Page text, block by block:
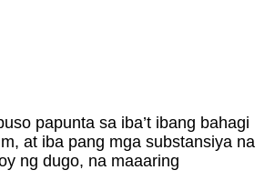
papunta sa iba’t ibang bahagi
at iba pang mga substansiya na
ng dugo, na maaaring